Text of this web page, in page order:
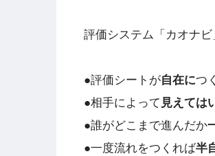
評価システム「カオナビ
●評価シートが自在につ
●相手によって 見えては
●誰がどこまで進んだか
●一度流れをつくれば半